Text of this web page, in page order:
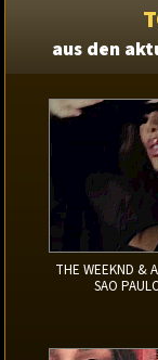
aus den
THE WEEKND &
SAO